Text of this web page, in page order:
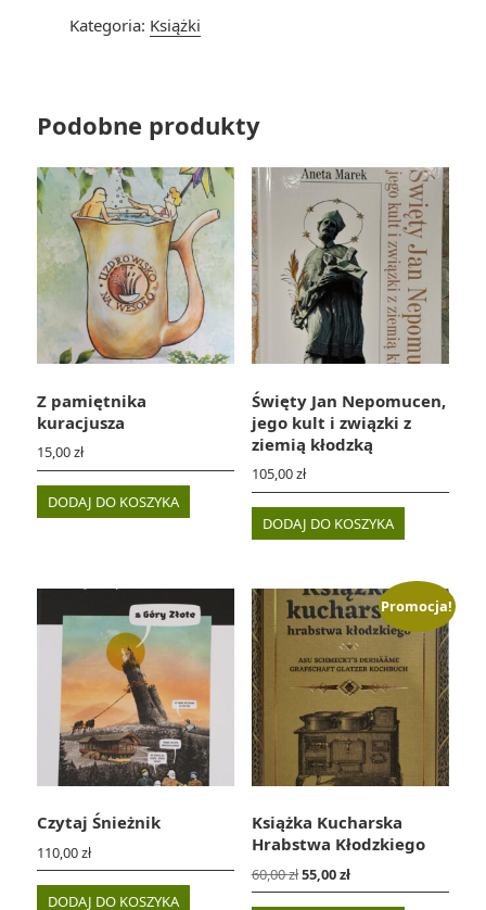
Waldemar
Kategoria: Książki
Podobne produkty
Z pamiętnika
kuracjusza
15,00zł
DODAJ DO KOSZYKA
Święty Jan Nepomucen,
jego kult i związki z
ziemią kłodzką
105,00zł
DODAJ DO KOSZYKA
Czytaj Śnieżnik
110,00zł
DODAJ DO KOSZYKA
Promocja!
Książka Kucharska
Hrabstwa Kłodzkiego
60,00złPierwotna
cena
55,00złAktualna
cena